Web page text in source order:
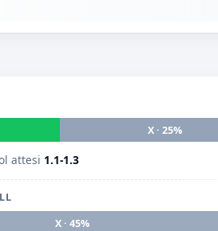
X · 25%
attesi 1.1-1.3
X · 45%